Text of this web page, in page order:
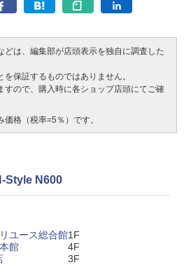
どは、編集部が店頭表示を独自に調査した
保証するものではありません。
すので、購入時に各ショップ店頭にてご確
格（税率=5％）です。
Style N600
ユース総合館1F
館
4F
3F